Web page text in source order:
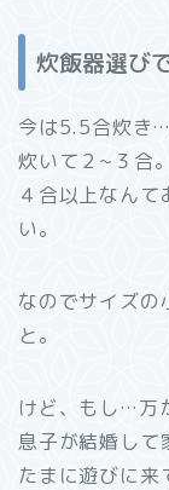
炊飯器選び
今は5.5合炊き
炊いて２~３合。
４合以上なん
い。
なのでサイズ
と。
けど、もし…万
息子が結婚して
たまに遊びに来